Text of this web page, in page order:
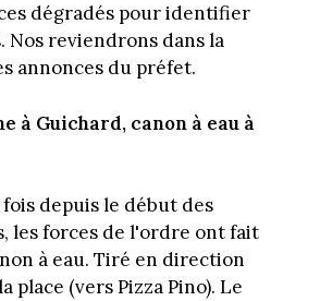
dégradés pour identifier
Nos reviendrons dans la
annonces du préfet.
à Guichard, canon à eau à
fois depuis le début des
les forces de l'ordre ont fait
à eau. Tiré en direction
place (vers Pizza Pino). Le